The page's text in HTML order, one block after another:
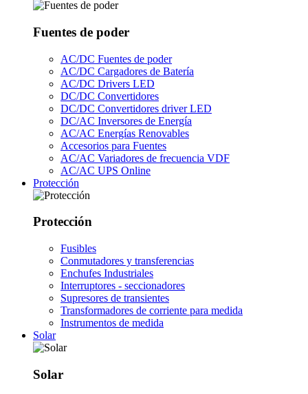
Fuentes de poder
AC/DC Fuentes de poder
AC/DC Cargadores de Batería
AC/DC Drivers LED
DC/DC Convertidores
DC/DC Convertidores driver LED
DC/AC Inversores de Energía
AC/AC Energías Renovables
Accesorios para Fuentes
AC/AC Variadores de frecuencia VDF
AC/AC UPS Online
Protección
Protección
Fusibles
Conmutadores y transferencias
Enchufes Industriales
Interruptores - seccionadores
Supresores de transientes
Transformadores de corriente para medida
Instrumentos de medida
Solar
Solar